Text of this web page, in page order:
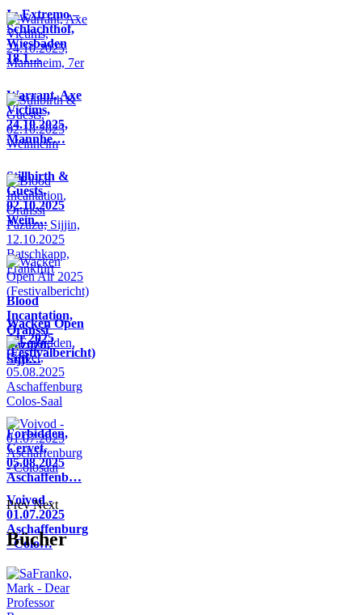
In Extremo –
Schlachthof,
Wiesbaden
18.1…
Warrant, Axe
Victims,
24.10.2025,
Mannhe…
Stillbirth &
Guests,
02.10.2025
Wein…
Blood
Incantation,
Oranssi
Pazuzu,
Sijji…
Wacken Open
Air 2025
(Festivalbericht)
Forbidden,
Cervet,
05.08.2025
Aschaffenb…
Voivod -
01.07.2025
Aschaffenburg
- Colo…
Prev Next
Bücher